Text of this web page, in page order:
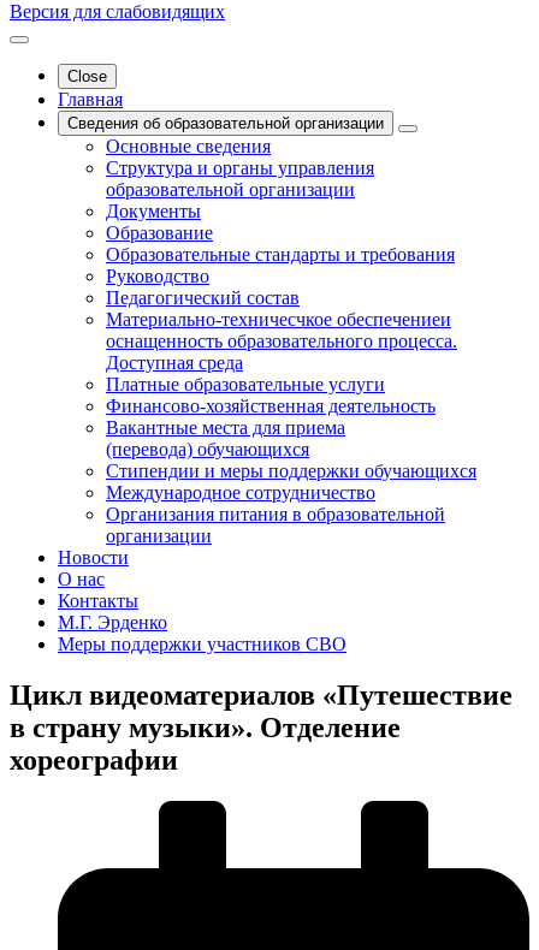
Версия для слабовидящих
Close
Главная
Сведения об образовательной организации
Основные сведения
Структура и органы управления
образовательной организации
Документы
Образование
Образовательные стандарты и требования
Руководство
Педагогический состав
Материально-техничесчкое обеспечениеи
оснащенность образовательного процесса.
Доступная среда
Платные образовательные услуги
Финансово-хозяйственная деятельность
Вакантные места для приема
(перевода) обучающихся
Стипендии и меры поддержки обучающихся
Международное сотрудничество
Организания питания в образовательной
организации
Новости
О нас
Контакты
М.Г. Эрденко
Меры поддержки участников СВО
Цикл видеоматериалов «Путешествие
в страну музыки». Отделение
хореографии